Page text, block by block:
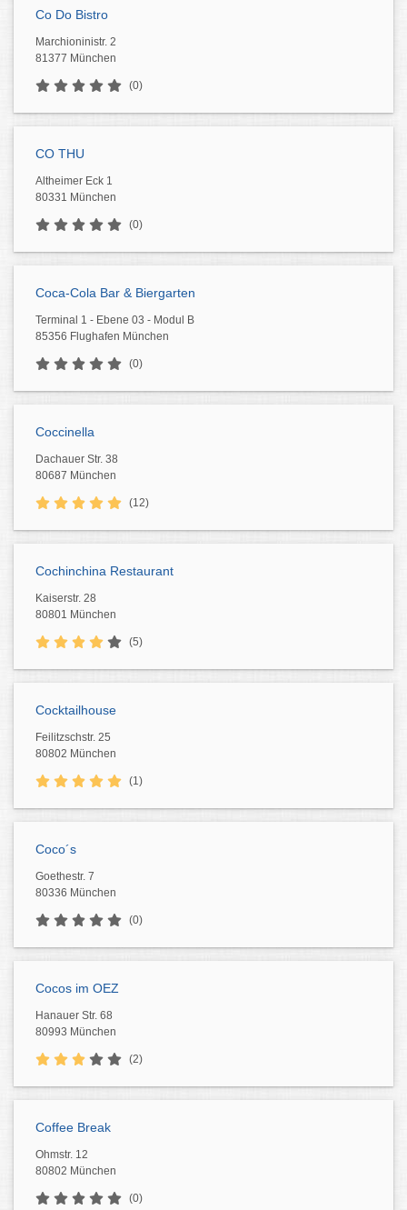
Co Do Bistro
Marchioninistr. 2
81377 München
(0)
CO THU
Altheimer Eck 1
80331 München
(0)
Coca-Cola Bar & Biergarten
Terminal 1 - Ebene 03 - Modul B
85356 Flughafen München
(0)
Coccinella
Dachauer Str. 38
80687 München
(12)
Cochinchina Restaurant
Kaiserstr. 28
80801 München
(5)
Cocktailhouse
Feilitzschstr. 25
80802 München
(1)
Coco´s
Goethestr. 7
80336 München
(0)
Cocos im OEZ
Hanauer Str. 68
80993 München
(2)
Coffee Break
Ohmstr. 12
80802 München
(0)